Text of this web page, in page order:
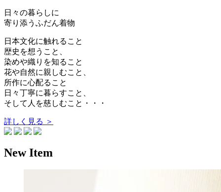
日々の暮らしに
寄り添うふだん着物
日本文化に触れること
歴史を想うこと、
染めや織りを知ること
花や自然に親しむこと、
所作に心配ること
日々丁寧に暮らすこと、
そして人を慈しむこと・・・
詳しく見る ＞
New Item